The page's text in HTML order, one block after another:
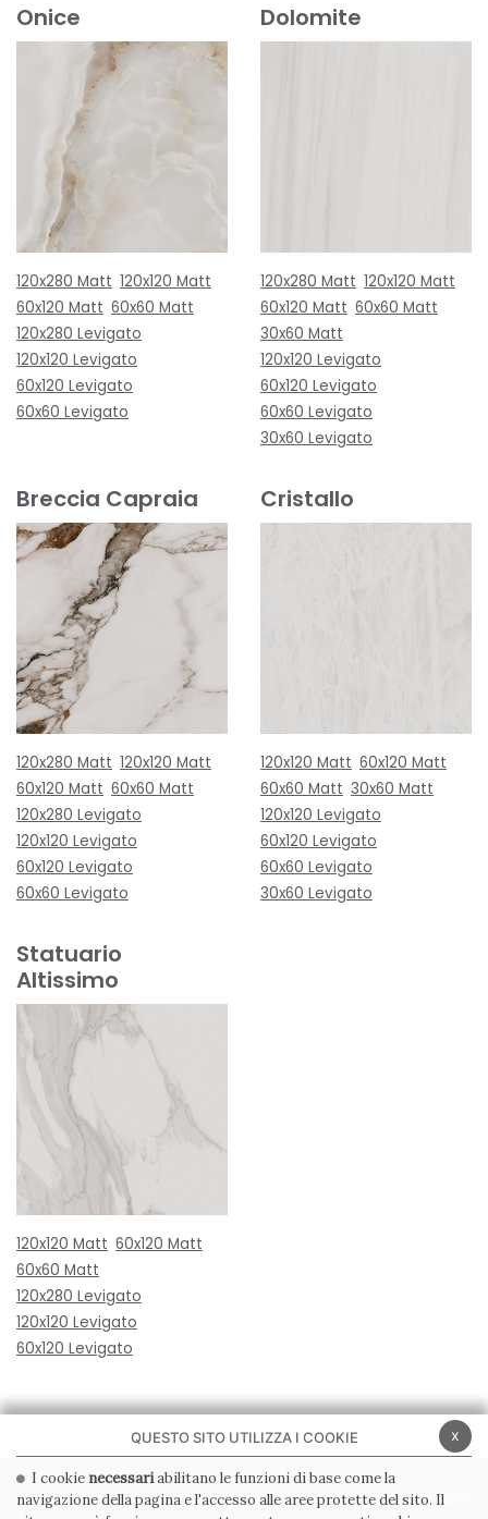
Onice
120x280 Matt 120x120 Matt
60x120 Matt 60x60 Matt
120x280 Levigato
120x120 Levigato
60x120 Levigato
60x60 Levigato
Dolomite
120x280 Matt 120x120 Matt
60x120 Matt 60x60 Matt
30x60 Matt
120x120 Levigato
60x120 Levigato
60x60 Levigato
30x60 Levigato
Breccia Capraia
120x280 Matt 120x120 Matt
60x120 Matt 60x60 Matt
120x280 Levigato
120x120 Levigato
60x120 Levigato
60x60 Levigato
Cristallo
120x120 Matt 60x120 Matt
60x60 Matt 30x60 Matt
120x120 Levigato
60x120 Levigato
60x60 Levigato
30x60 Levigato
Statuario
Altissimo
120x120 Matt 60x120 Matt
60x60 Matt
120x280 Levigato
120x120 Levigato
60x120 Levigato
PRIVACY POLICY COOKIE POLICY
x
QUESTO SITO UTILIZZA I COOKIE
I cookie necessariabilitano le funzioni di base come la
navigazione della pagina e l'accesso alle aree protette del sito. Il